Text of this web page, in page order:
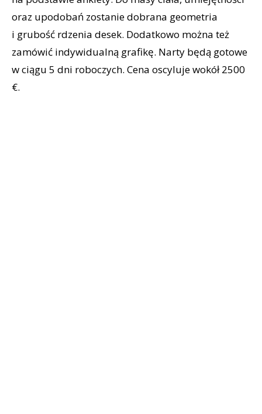
oraz upodobań zostanie dobrana geometria
i grubość rdzenia desek. Dodatkowo można też
zamówić indywidualną grafikę. Narty będą gotowe
w ciągu 5 dni roboczych. Cena oscyluje wokół 2500
€.